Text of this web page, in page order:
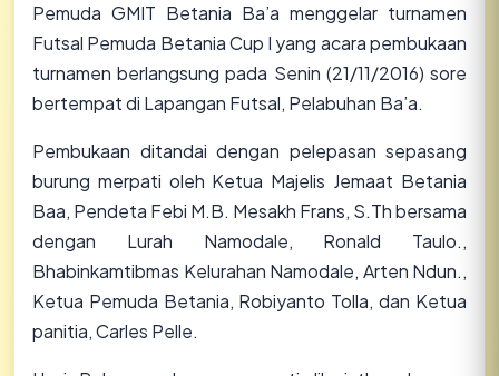
Pemuda GMIT Betania Ba’a menggelar turnamen
Futsal Pemuda Betania Cup I yang acara pembukaan
turnamen berlangsung pada Senin (21/11/2016) sore
bertempat di Lapangan Futsal, Pelabuhan Ba’a.
Pembukaan ditandai dengan pelepasan sepasang
burung merpati oleh Ketua Majelis Jemaat Betania
Baa, Pendeta Febi M.B. Mesakh Frans, S.Th bersama
dengan Lurah Namodale, Ronald Taulo.,
Bhabinkamtibmas Kelurahan Namodale, Arten Ndun.,
Ketua Pemuda Betania, Robiyanto Tolla, dan Ketua
panitia, Carles Pelle.